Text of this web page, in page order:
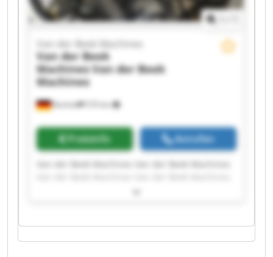
Bocholt 570 km
Van der Beek Machines
Van der Beek
Machines Van der Beek
Machines
Preisinfo Anrufen
Van der Beek Machines Van der Beek Machines
Van der Beek Machines Van der Beek Machines
Van der Beek Machines Van der Beek Machines